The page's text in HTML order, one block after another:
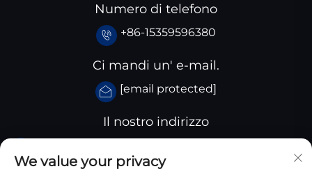
Numero di telefono
+86-15359596380
Ci mandi un' e-mail.
[email protected]
Il nostro indirizzo
We value your privacy